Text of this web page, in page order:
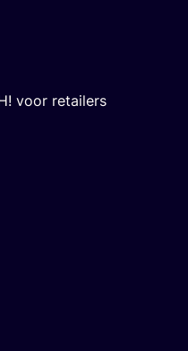
voor retailers